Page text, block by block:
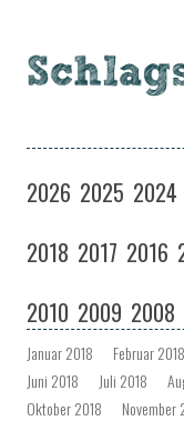
2026 2025 2024
2018 2017 2016
2010 2009 2008
Januar 2018 Februar 2018
Juni 2018
Juli 2018
Oktober 2018
November